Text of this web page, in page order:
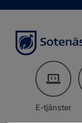
E-tjänster